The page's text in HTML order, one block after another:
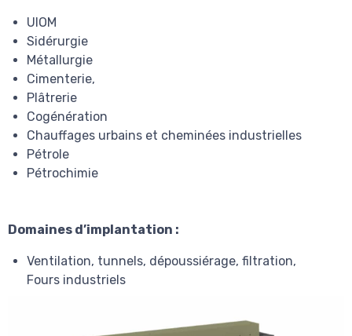
UIOM
Sidérurgie
Métallurgie
Cimenterie,
Plâtrerie
Cogénération
Chauffages urbains et cheminées industrielles
Pétrole
Pétrochimie
Domaines d’implantation :
Ventilation, tunnels, dépoussiérage, filtration,
Fours industriels